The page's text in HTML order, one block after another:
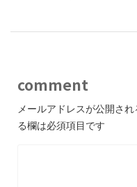
comment
メールアドレスが公開され
る欄は必須項目です